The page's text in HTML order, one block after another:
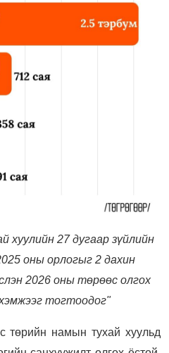
хуулийн 27 дугаар зүйлийн
оны орлогыг 2 дахин
2026 оны төрөөс олгох
тогтоодог"
төрийн намын тухай хуульд